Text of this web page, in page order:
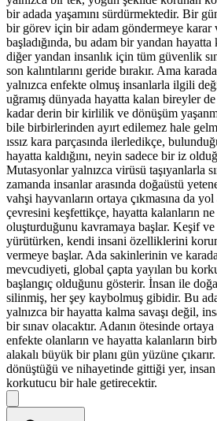
bir adada yaşamını sürdürmektedir. Bir
bir görev için bir adam göndermeye karar
başladığında, bu adam bir yandan hayatta
diğer yandan insanlık için tüm güvenlik
son kalıntılarını geride bırakır. Ama
yalnızca enfekte olmuş insanlarla ilgili
uğramış dünyada hayatta kalan bireyler
kadar derin bir kirlilik ve dönüşüm
bile birbirlerinden ayırt edilemez hale
ıssız kara parçasında ilerledikçe,
hayatta kaldığını, neyin sadece bir iz
Mutasyonlar yalnızca virüsü taşıyanlarla
zamanda insanlar arasında doğaüstü
vahşi hayvanların ortaya çıkmasına da yol
çevresini keşfettikçe, hayatta kalanların
oluşturduğunu kavramaya başlar. Keşif
yürütürken, kendi insani özelliklerini
vermeye başlar. Ada sakinlerinin ve
mevcudiyeti, global çapta yayılan bu
başlangıç olduğunu gösterir. İnsan ile doğa
silinmiş, her şey kaybolmuş gibidir. Bu
yalnızca bir hayatta kalma savaşı değil,
bir sınav olacaktır. Adanın ötesinde ortaya
enfekte olanların ve hayatta kalanların
alakalı büyük bir planı gün yüzüne
dönüştüğü ve nihayetinde gittiği yer,
korkutucu bir hale getirecektir.